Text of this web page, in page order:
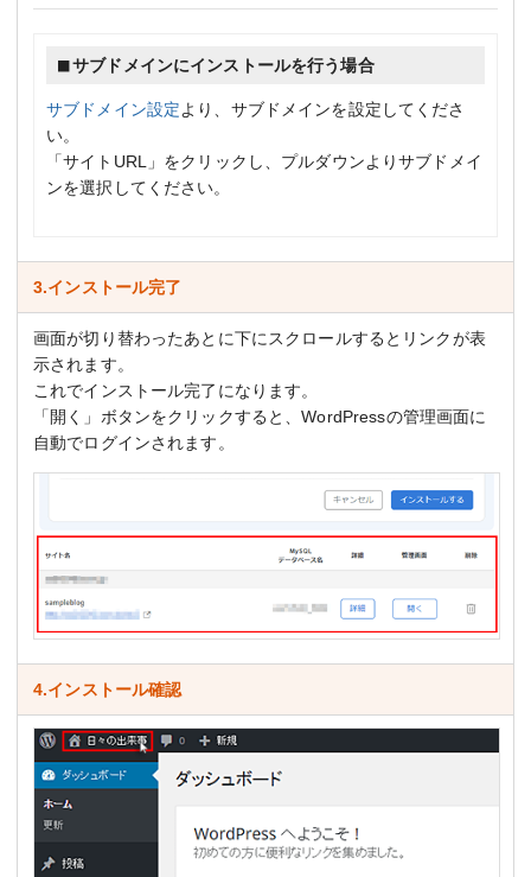
サブドメインにインストールを行う場合
サブドメイン設定より、サブドメインを設定してくださ
い。
「サイトURL」をクリックし、プルダウンよりサブドメイ
ンを選択してください。
3.インストール完了
画面が切り替わったあとに下にスクロールするとリンクが表
示されます。
これでインストール完了になります。
「開く」ボタンをクリックすると、WordPressの管理画面に
自動でログインされます。
4.インストール確認